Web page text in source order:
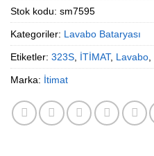
Stok kodu: sm7595
Kategoriler: Lavabo Bataryası
Etiketler: 323S İTİMAT, Lavabo
Marka: İtimat